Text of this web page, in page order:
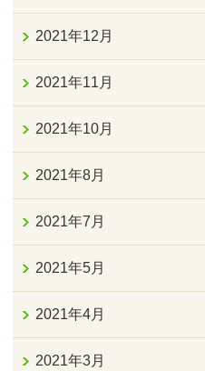
2021年12月
2021年11月
2021年10月
2021年8月
2021年7月
2021年5月
2021年4月
2021年3月